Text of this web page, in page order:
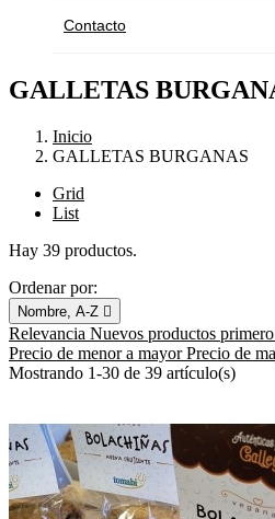
Contacto
GALLETAS
Inicio
GALLETAS BURGANAS
Grid
List
Hay 39 productos.
Ordenar por:
Nombre, A-Z 
Relevancia Nuevos productos primero
Precio de menor a mayorPrecio de
Mostrando 1-30 de 39 artículo(s)